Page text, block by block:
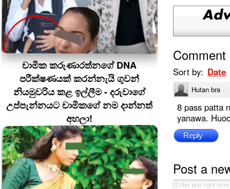
චාමික කරුණාරත්නගේ DNA
පරීක්ෂණයක් කරන්නැයි ගුවන්
නියමුවරිය කළ ඉල්ලීම - දරුවාගේ
උප්පැන්නයට චාමිකගේ නම දාන්නත්
අහලා!
Comment
Sort by: Date
Hutan bra
8 pass patta
yanawa.
Reply
Post a